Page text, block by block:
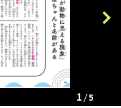
Next
1 5